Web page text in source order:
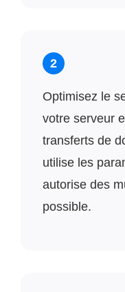
2
Optimisez le
votre serveur
transferts de
utilise les
autorise des
possible.